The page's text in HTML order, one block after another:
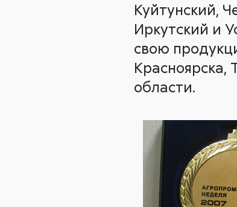
Куйтунский,
Иркутский и
свою
Красноярска,
области.